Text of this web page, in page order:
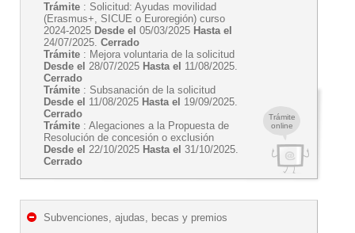
Trámite
online
Trámite : Solicitud: Ayudas movilidad
(Erasmus+, SICUE o Euroregión) curso
2024-2025 Desde el 05/03/2025 Hasta el
24/07/2025. Cerrado
Trámite : Mejora voluntaria de la solicitud
Desde el 28/07/2025 Hasta el 11/08/2025.
Cerrado
Trámite : Subsanación de la solicitud
Desde el 11/08/2025 Hasta el 19/09/2025.
Cerrado
Trámite : Alegaciones a la Propuesta de
Resolución de concesión o exclusión
Desde el 22/10/2025 Hasta el 31/10/2025.
Cerrado
Subvenciones, ajudas, becas y premios